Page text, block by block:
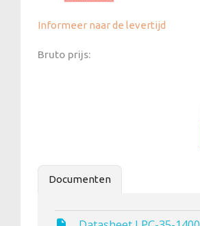
Informeer naar de levertijd
Bruto prijs:
Documenten